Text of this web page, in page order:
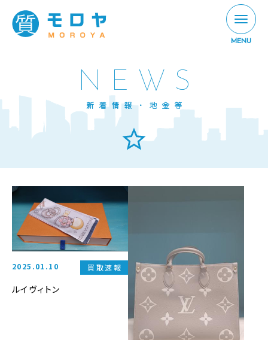
MENU
NEWS
新着情報・地金等
2025.01.10 買取速報
ルイヴィトン